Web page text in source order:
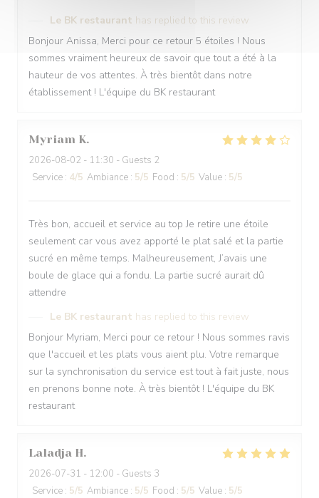
Le BK restaurant has replied to this review
Bonjour Anissa, Merci pour ce retour 5 étoiles ! Nous
sommes vraiment heureux de savoir que tout a été à la
hauteur de vos attentes. À très bientôt dans notre
établissement ! L'équipe du BK restaurant
Myriam K
2026-08-02 - 11:30 - Guests 2
Service : 4/5 Ambiance : 5/5 Food : 5/5 Value : 5/5
Très bon, accueil et service au top Je retire une étoile
seulement car vous avez apporté le plat salé et la partie
sucré en même temps. Malheureusement, J’avais une
boule de glace qui a fondu. La partie sucré aurait dû
attendre
Le BK restaurant has replied to this review
Bonjour Myriam, Merci pour ce retour ! Nous sommes ravis
que l'accueil et les plats vous aient plu. Votre remarque
sur la synchronisation du service est tout à fait juste, nous
en prenons bonne note. À très bientôt ! L'équipe du BK
restaurant
Laladja H
2026-07-31 - 12:00 - Guests 3
Service : 5/5 Ambiance : 5/5 Food : 5/5 Value : 5/5